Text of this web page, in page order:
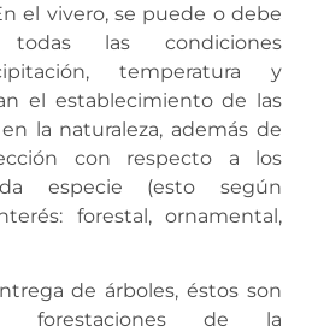
el vivero, se puede o debe
las condiciones
temperatura y
el establecimiento de las
la naturaleza, además de
con respecto a los
especie (esto según
forestal, ornamental,
de árboles, éstos son
forestaciones de la